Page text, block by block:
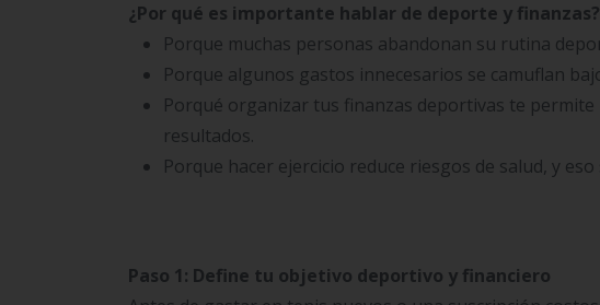
¿Por qué es importante hablar de deporte y finanzas?
Porque muchas personas abandonan su rutina
Porque algunos gastos innecesarios se camuflan
Porqué organizar tus finanzas deportivas te
resultados.
Porque hacer ejercicio reduce riesgos de salud, y
Paso 1: Define tu objetivo deportivo y financiero